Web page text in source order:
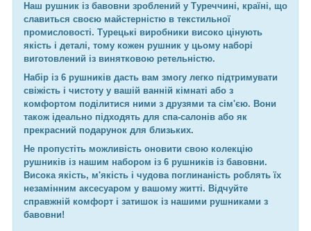
Наш рушник із бавовни зроблений у Туреччині, країні, що
славиться своєю майстерністю в текстильної
промисловості. Турецькі виробники високо цінують
якість і деталі, тому кожен рушник у цьому наборі
виготовлений із винятковою ретельністю.
Набір із 6 рушників дасть вам змогу легко підтримувати
свіжість і чистоту у вашій ванній кімнаті або з
комфортом поділитися ними з друзями та сім'єю. Вони
також ідеально підходять для спа-салонів або як
прекрасний подарунок для близьких.
Не пропустіть можливість оновити свою колекцію
рушників із нашим набором із 6 рушників із бавовни.
Висока якість, м'якість і чудова поглинаність роблять їх
незамінним аксесуаром у вашому житті. Відчуйте
справжній комфорт і затишок із нашими рушниками з
бавовни!